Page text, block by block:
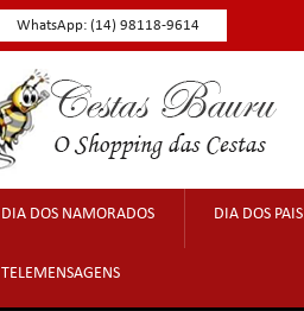
WhatsApp: (14) 98118-9614
DIA DOS NAMORADOS DIA DOS PAIS
TELEMENSAGENS